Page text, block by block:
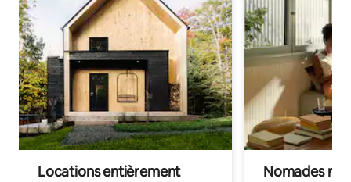
Locations entièrement
Nomades